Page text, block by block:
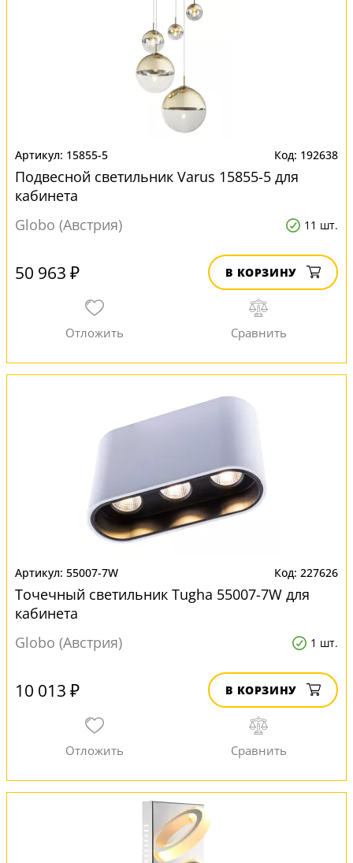
15855-5 192638
Подвесной светильник Varus 15855-5 для
кабинета
Globo (Австрия)
11 шт.
50 963 ₽ В КОРЗИНУ
55007-7W 227626
Точечный светильник Tugha 55007-7W для
кабинета
Globo (Австрия)
1 шт.
10 013 ₽ В КОРЗИНУ